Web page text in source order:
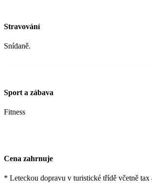
Stravování
Snídaně.
Sport a zábava
Fitness
Cena zahrnuje
* Leteckou dopravu v turistické třídě včetně tax